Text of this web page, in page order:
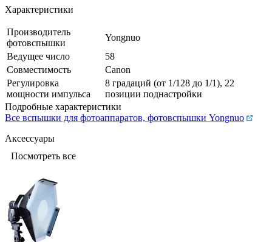
Характеристики
Производитель
фотовспышки
Yongnuo
Ведущее число
58
Совместимость
Canon
Регулировка
мощности импульса
8 градаций (от 1/128 до 1/1), 22
позиции поднастройки
Подробные характеристики
Все вспышки для фотоаппаратов, фотовспышки Yongnuo
Аксессуары
Посмотреть все